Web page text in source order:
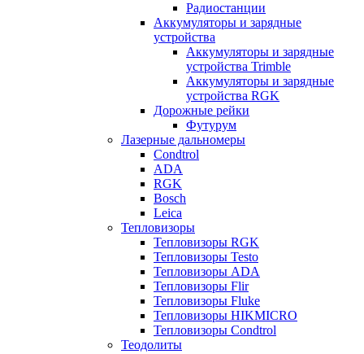
Радиостанции
Аккумуляторы и зарядные
устройства
Аккумуляторы и зарядные
устройства Trimble
Аккумуляторы и зарядные
устройства RGK
Дорожные рейки
Футурум
Лазерные дальномеры
Condtrol
ADA
RGK
Bosch
Leica
Тепловизоры
Тепловизоры RGK
Тепловизоры Testo
Тепловизоры ADA
Тепловизоры Flir
Тепловизоры Fluke
Тепловизоры HIKMICRO
Тепловизоры Condtrol
Теодолиты